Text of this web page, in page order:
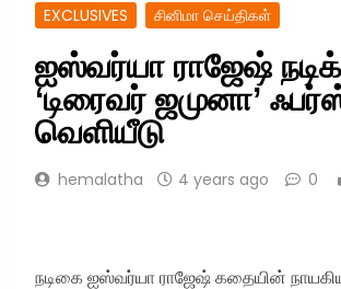
EXCLUSIVES சினிமா செய்திகள்
ஐஸ்வர்யா ராஜேஷ்
‘டிரைவர் ஜமுனா’
வெளியீடு
hemalatha 4 years ago 0
நடிகை ஐஸ்வர்யா ராஜேஷ் கதையின்